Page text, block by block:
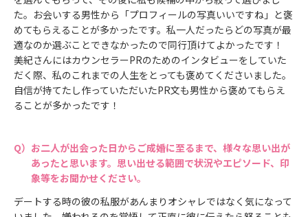
た。お会いする男性から「プロフィールの写真いいですね」と褒
めてもらえることが多かったです。私一人だったらどの写真が最
適なのか選ぶことできなかったので同行頂けてよかったです！
美紀さんにはカウンセラーPRのためのインタビューをしていた
だく際、私のこれまでの人生をとっても褒めてくださいました。
自信が持てたし作っていただいたPR文も男性から褒めてもらえ
ることが多かったです！
お二人が出会った日からご成婚に至るまで、様々な思い出が
あったと思います。思い出せる範囲で状況やエピソード、印
象等をお聞かせください。
デートする時の彼の私服があんまりオシャレではなく気になって